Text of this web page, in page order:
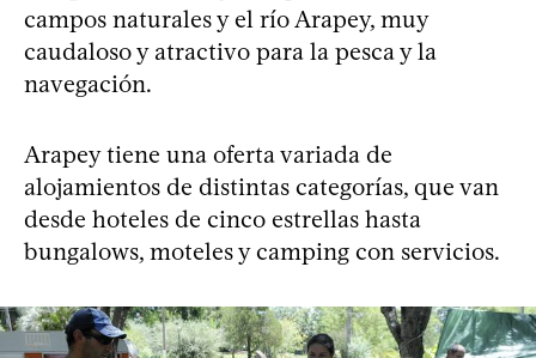
campos naturales y el río Arapey, muy
caudaloso y atractivo para la pesca y la
navegación.
Arapey tiene una oferta variada de
alojamientos de distintas categorías, que van
desde hoteles de cinco estrellas hasta
bungalows, moteles y camping con servicios.